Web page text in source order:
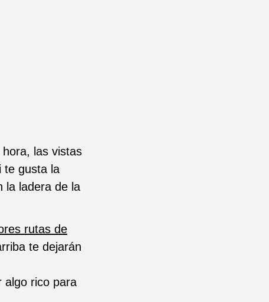
las vistas
te gusta la
la ladera de la
rutas de
te dejarán
algo rico para